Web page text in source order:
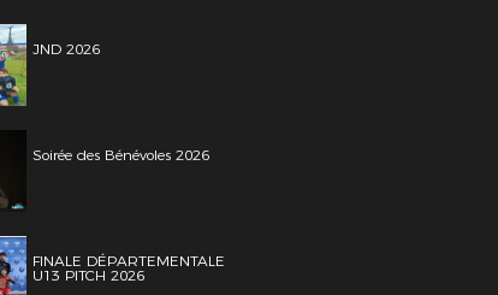
JND 2026
Soirée des Bénévoles 2026
FINALE DÉPARTEMENTALE
U13 PITCH 2026